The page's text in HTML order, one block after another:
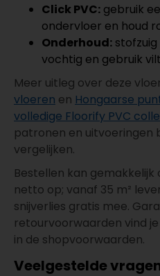
Click PVC: gebruik
ondervloer en houd
Onderhoud:
vochtig en gebruik
Meer uitleg over deze
vloeren en Hongaarse
volledige Floorify PVC
patronen en uitvoeringen
vergelijken.
Bestellen kan gemakkelijk
netto op; vanaf 35 m²
snijverlies gratis mee.
retourvoorwaarden vind
in de shopvoorwaarden.
Veelgestelde